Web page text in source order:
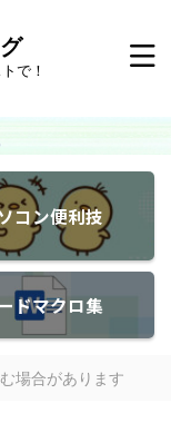
で！
コン便利技
ドマクロ集
場合があります